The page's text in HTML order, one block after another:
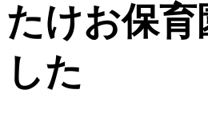
たけお保
した